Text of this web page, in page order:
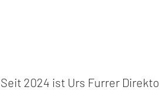
Seit 2024 ist Urs Furrer